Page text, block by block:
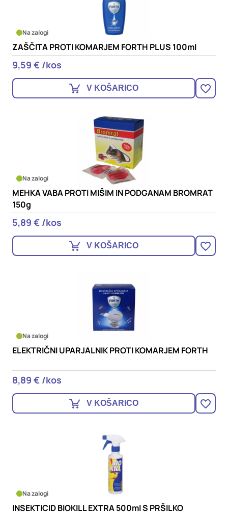
Na zalogi
ZAŠČITA PROTI KOMARJEM FORTH PLUS 100ml
9,59 € /kos
V KOŠARICO
Na zalogi
MEHKA VABA PROTI MIŠIM IN PODGANAM BROMRAT
150g
5,89 € /kos
V KOŠARICO
Na zalogi
ELEKTRIČNI UPARJALNIK PROTI KOMARJEM FORTH
8,89 € /kos
V KOŠARICO
Na zalogi
INSEKTICID BIOKILL EXTRA 500ml S PRŠILKO